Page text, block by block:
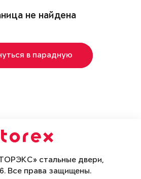
не найдена
в парадную
стальные двери,
Все права защищены.